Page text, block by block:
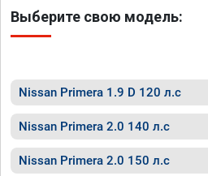
Выберите свою модель:
Nissan Primera 1.9 D 120 л.с
Nissan Primera 2.0 140 л.с
Nissan Primera 2.0 150 л.с